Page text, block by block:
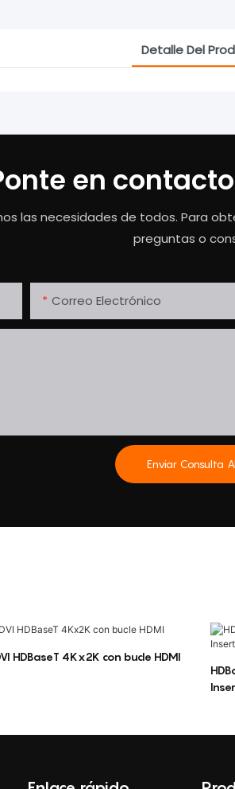
Detalle Del
en
las necesidades de todos. Para
preguntas o
Correo Electrónico
Enviar Consulta
HDBaseT 4Kx2K con bucle HDMI